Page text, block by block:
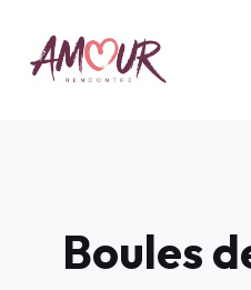
contenu
Boules